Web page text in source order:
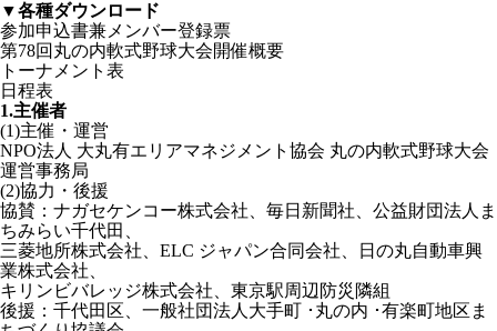
▼各種ダウンロード
参加申込書兼メンバー登録票
第78回丸の内軟式野球大会開催概要
トーナメント表
日程表
1.主催者
(1)主催・運営
NPO法人 大丸有エリアマネジメント協会 丸の内軟式野球大会
運営事務局
(2)協力・後援
協賛：ナガセケンコー株式会社、毎日新聞社、公益財団法人ま
ちみらい千代田、
三菱地所株式会社、ELC ジャパン合同会社、日の丸自動車興
業株式会社、
キリンビバレッジ株式会社、東京駅周辺防災隣組
後援：千代田区、一般社団法人大手町 ･丸の内 ･有楽町地区ま